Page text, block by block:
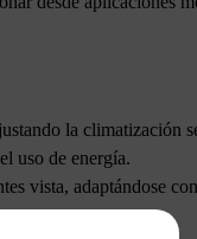
la climatización
uso de energía.
vista, adaptándose